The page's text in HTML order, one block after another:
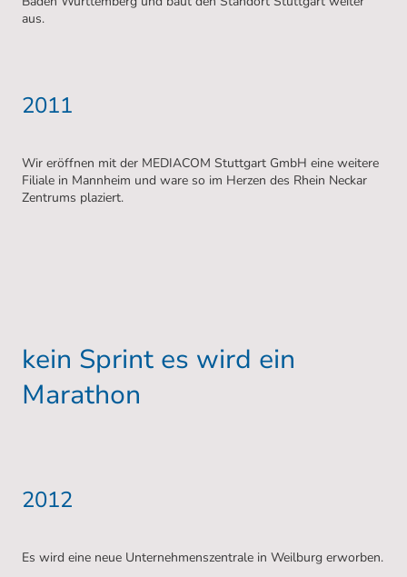
aus.
2011
Wir eröffnen mit der MEDIACOM Stuttgart GmbH eine weitere
Filiale in Mannheim und ware so im Herzen des Rhein Neckar
Zentrums plaziert.
kein Sprint es wird ein
Marathon
2012
Es wird eine neue Unternehmenszentrale in Weilburg erworben.